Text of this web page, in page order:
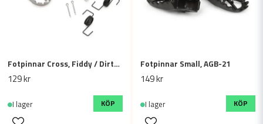
Fotpinnar Cross, Fiddy / Dirtbike
129 kr
I lager KÖP
Fotpinnar Small, AGB-21
149 kr
I lager KÖP